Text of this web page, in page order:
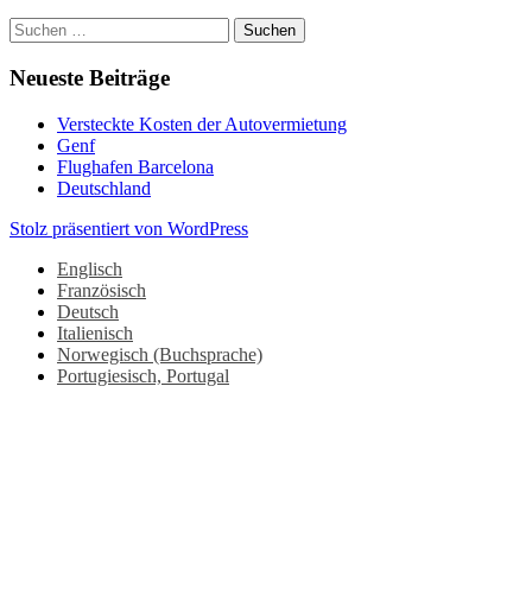
Suchen
nach:
Neueste Beiträge
Versteckte Kosten der Autovermietung
Genf
Flughafen Barcelona
Deutschland
Stolz präsentiert von WordPress
Englisch
Französisch
Deutsch
Italienisch
Norwegisch (Buchsprache)
Portugiesisch, Portugal